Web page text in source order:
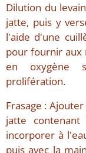
Dilution du
jatte, puis y
l'aide d'une
pour fournir aux
en oxygène
prolifération.
Frasage :
jatte
incorporer à
puis avec la